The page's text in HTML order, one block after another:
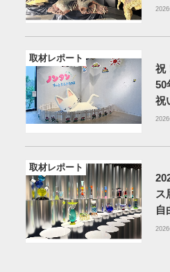
を
2026
取材レポート
祝
50
祝
2026
取材レポート
ス
自
を
2026